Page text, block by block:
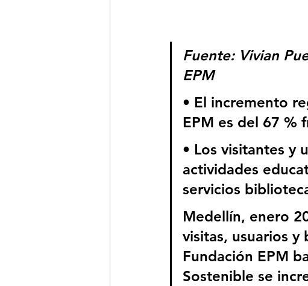
Fuente: Vivian
EPM
• El incremento
EPM es del 67 %
• Los visitantes y
actividades
servicios
Medellín, enero
visitas, usuarios
Fundación EPM
Sostenible se